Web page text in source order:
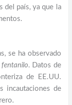
del país, ya que la
se ha observado
fentanilo. Datos de
de EE.UU.
incautaciones de